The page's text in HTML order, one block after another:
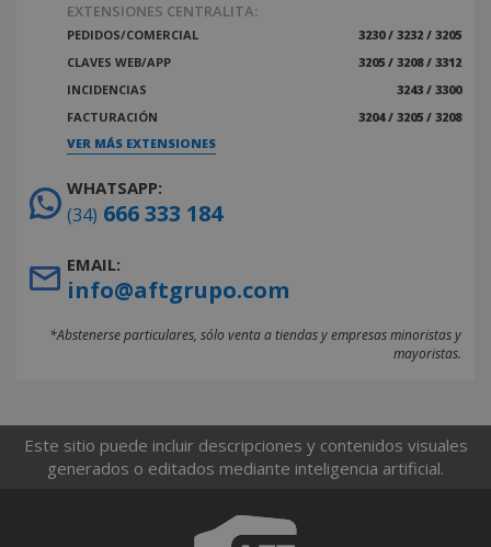
EXTENSIONES CENTRALITA:
PEDIDOS/COMERCIAL
3230 / 3232 / 3205
CLAVES WEB/APP
3205 / 3208 / 3312
INCIDENCIAS
3243 / 3300
FACTURACIÓN
3204 / 3205 / 3208
VER MÁS EXTENSIONES
WHATSAPP:
(34) 666 333 184
EMAIL:
info@aftgrupo.com
*Abstenerse particulares, sólo venta a tiendas y empresas minoristas y
mayoristas.
Este sitio puede incluir descripciones y contenidos visuales
generados o editados mediante inteligencia artificial.